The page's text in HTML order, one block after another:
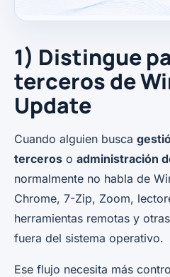
1) Distingue
terceros de
Update
Cuando alguien busca
terceros o administración
normalmente no habla de
Chrome, 7-Zip, Zoom,
herramientas remotas y
fuera del sistema operativo.
Ese flujo necesita más